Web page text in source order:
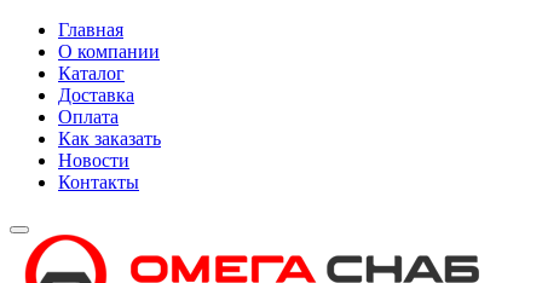
Главная
О компании
Каталог
Доставка
Оплата
Как заказать
Новости
Контакты